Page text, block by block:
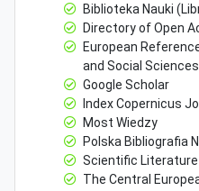
Biblioteka Nauki
Directory of Open
European
and Social Sciences
Google Scholar
Index Copernicus
Most Wiedzy
Polska Bibliografia
Scientific Literature
The Central